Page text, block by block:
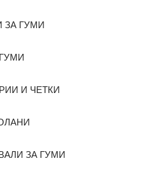
ЗА ГУМИ
И ЧЕТКИ
ЗА ГУМИ